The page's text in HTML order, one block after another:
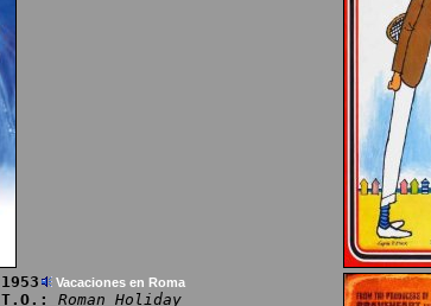
1953 Vacaciones en Roma
T.O.:
Roman Holiday